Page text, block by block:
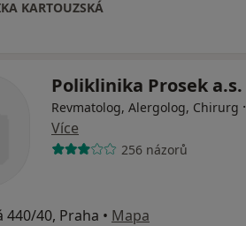
KARTOUZSKÁ
Poliklinika Prosek a.s.
Revmatolog, Alergolog, Chirurg ·
Více
256 názorů
440/40, Praha • Mapa